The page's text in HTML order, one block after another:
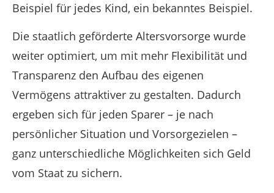
Beispiel für jedes Kind, ein bekanntes Beispiel.
Die staatlich geförderte Altersvorsorge wurde
weiter optimiert, um mit mehr Flexibilität und
Transparenz den Aufbau des eigenen
Vermögens attraktiver zu gestalten. Dadurch
ergeben sich für jeden Sparer – je nach
persönlicher Situation und Vorsorgezielen –
ganz unterschiedliche Möglichkeiten sich Geld
vom Staat zu sichern.